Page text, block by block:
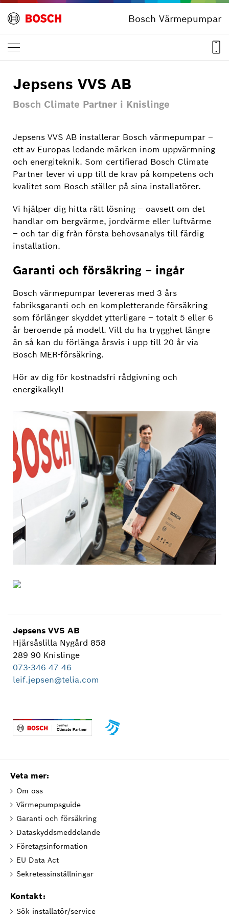
Bosch Värmepumpar
Jepsens VVS AB
Bosch Climate Partner i Knislinge
Jepsens VVS AB installerar Bosch värmepumpar –
ett av Europas ledande märken inom uppvärmning
och energiteknik. Som certifierad Bosch Climate
Partner lever vi upp till de krav på kompetens och
kvalitet som Bosch ställer på sina installatörer.
Vi hjälper dig hitta rätt lösning – oavsett om det
handlar om bergvärme, jordvärme eller luftvärme
– och tar dig från första behovsanalys till färdig
installation.
Garanti och försäkring – ingår
Bosch värmepumpar levereras med 3 års
fabriksgaranti och en kompletterande försäkring
som förlänger skyddet ytterligare – totalt 5 eller 6
år beroende på modell. Vill du ha trygghet längre
än så kan du förlänga årsvis i upp till 20 år via
Bosch MER-försäkring.
Hör av dig för kostnadsfri rådgivning och
energikalkyl!
Jepsens VVS AB
Hjärsåslilla Nygård 858
289 90 Knislinge
073-346 47 46
leif.jepsen@telia.com
Veta mer:
Om oss
Värmepumpsguide
Garanti och försäkring
Dataskyddsmeddelande
Företagsinformation
EU Data Act
Sekretessinställningar
Kontakt:
Sök installatör/service